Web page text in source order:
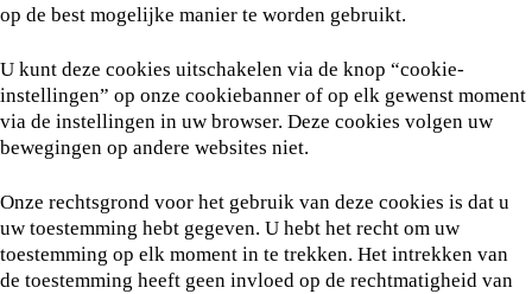
op de best mogelijke manier te worden gebruikt.
U kunt deze cookies uitschakelen via de knop “cookie-
instellingen” op onze cookiebanner of op elk gewenst moment
via de instellingen in uw browser. Deze cookies volgen uw
bewegingen op andere websites niet.
Onze rechtsgrond voor het gebruik van deze cookies is dat u
uw toestemming hebt gegeven. U hebt het recht om uw
toestemming op elk moment in te trekken. Het intrekken van
de toestemming heeft geen invloed op de rechtmatigheid van